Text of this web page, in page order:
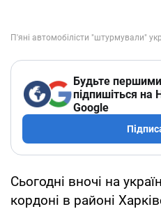
Будьте першими
підпишіться на
Google
Сьогодні вночі на
кордоні в районі